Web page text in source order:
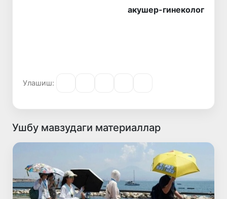
акушер-гинеколог
Улашиш:
Ушбу мавзудаги материаллар